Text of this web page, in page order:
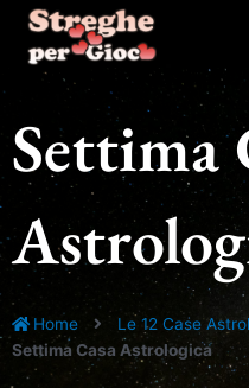
contenuto
Settima
Home
Le 12 Case
Settima Casa Astrologica